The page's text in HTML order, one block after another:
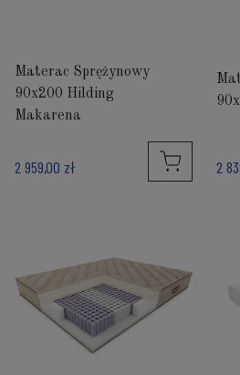
Materac Sprężynowy
90x200 Hilding
Makarena
2 959,00 zł 2